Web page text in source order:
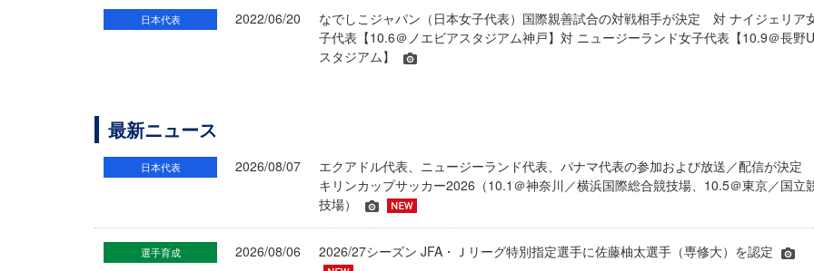
日本代表 2022/06/20
なでしこジャパン（日本女子代表）国際親善試合の対戦相手が決定 対 ナイジェリア
子代表【10.6＠ノエビアスタジアム神戸】対 ニュージーランド女子代表【10.9＠長野U
スタジアム】
最新ニュース
日本代表 2026/08/07
エクアドル代表、ニュージーランド代表、パナマ代表の参加および放送／配信が決定
キリンカップサッカー2026（10.1＠神奈川／横浜国際総合競技場、10.5＠東京／国立
技場）
選手育成 2026/08/06 2026/27シーズン JFA・Ｊリーグ特別指定選手に佐藤柚太選手（専修大）を認定